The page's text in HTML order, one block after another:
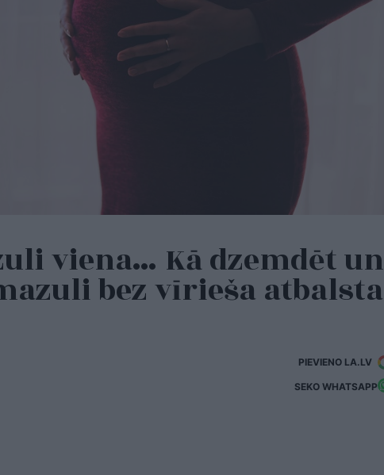
viena… Kā dzemdēt un
bez vīrieša atbalsta
PIEVIENO LA.LV
SEKO WHATSAPP